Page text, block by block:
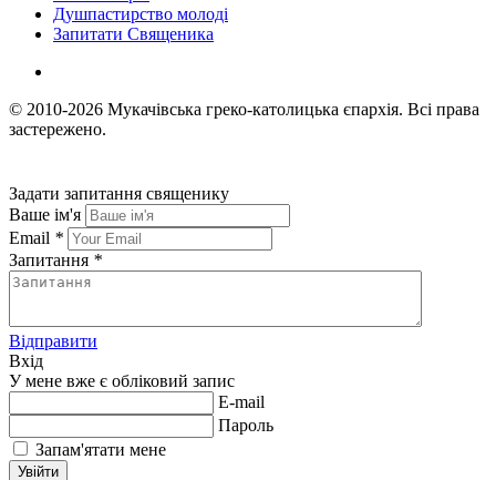
Душпастирство молоді
Запитати Священика
© 2010-2026 Мукачівська греко-католицька єпархія. Всі права
застережено.
Задати запитання священику
Ваше ім'я
Email *
Запитання *
Відправити
Вхід
У мене вже є обліковий запис
E-mail
Пароль
Запам'ятати мене
Увійти